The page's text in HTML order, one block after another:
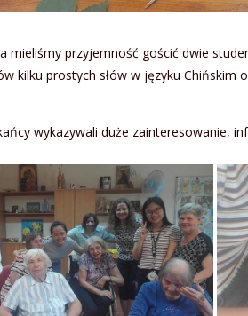
mieliśmy przyjemność gościć dwie
kilku prostych słów w języku
duże zainteresowanie,